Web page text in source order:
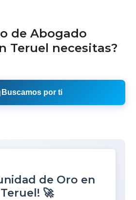
de Abogado
Teruel necesitas?
Buscamos por ti
de Oro en
Teruel! 🚀